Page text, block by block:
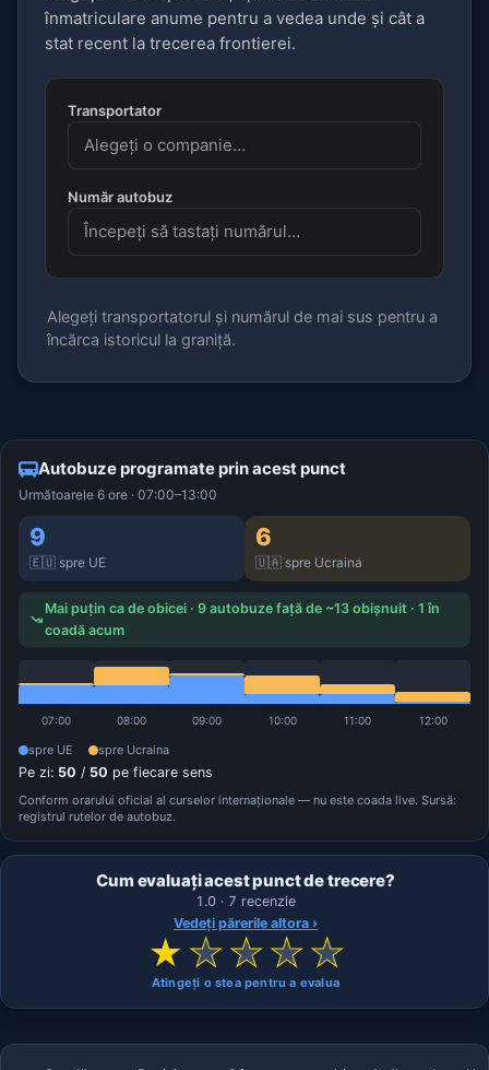
înmatriculare anume pentru a vedea unde și cât a
stat recent la trecerea frontierei.
Transportator
Număr autobuz
Alegeți transportatorul și numărul de mai sus pentru a
încărca istoricul la graniță.
Autobuze programate prin acest punct
Următoarele 6 ore · 07:00–13:00
9
🇪🇺 spre UE
6
🇺🇦 spre Ucraina
Mai puțin ca de obicei · 9 autobuze față de ~13 obișnuit · 1 în
coadă acum
07:00 08:00 09:00 10:00 11:00 12:00
spre UE spre Ucraina
Pe zi: 50 / 50 pe fiecare sens
Conform orarului oficial al curselor internaționale — nu este coada live. Sursă:
registrul rutelor de autobuz.
Cum evaluați acest punct de trecere?
1.0 · 7 recenzie
Vedeți părerile altora ›
★ ★★★★
Atingeți o stea pentru a evalua